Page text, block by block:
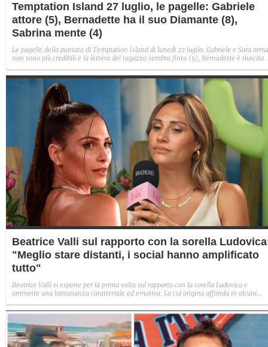
Temptation Island 27 luglio, le pagelle: Gabriele
attore (5), Bernadette ha il suo Diamante (8),
Sabrina mente (4)
Le pagelle della puntata di Temptation Island di lunedì 27 luglio: Gabriele e Sara
non sono più credibili e la lettera del ragazzo sembra finta (5), Bernadette è riuscita
Giovanni che se stessa in un solo momento (4).
Beatrice Valli sul rapporto con la sorella
"Meglio stare distanti, i social hanno amplificato
tutto"
Beatrice Valli si espone per la prima volta sul rapporto con la sorella Ludovica e
ammette una lontananza caratteriale ed emotiva. La cui origina affonda in alcuni
aiutavamo. Non perché non volesse farlo, ma perché era più piccola e aveva un